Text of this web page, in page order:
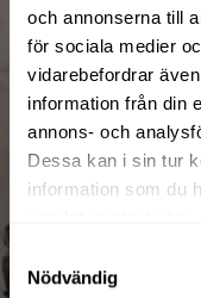
och annonserna till
för sociala medier
vidarebefordrar
information från din
annons- och
Dessa kan i sin tur
information som du
Nödvändig
Volvo Car
Business
Med operationell
någon första förhöjd